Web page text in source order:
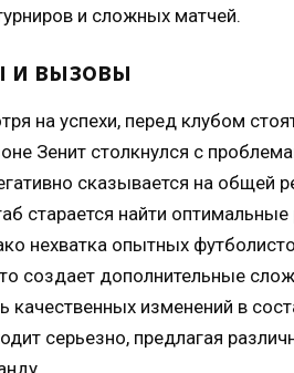
и сложных матчей.
и вызовы
на успехи, перед клубом
Зенит столкнулся с
сказывается на общей
старается найти
нехватка опытных
создает дополнительные
качественных изменений в
серьезно, предлагая